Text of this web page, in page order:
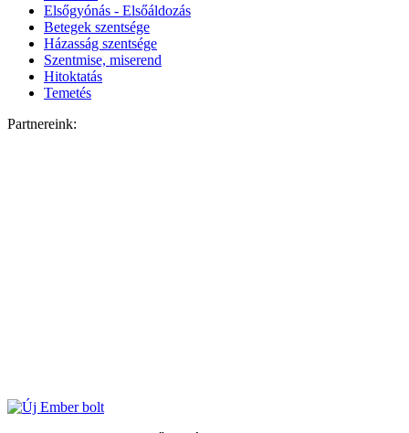
Elsőgyónás - Elsőáldozás
Betegek szentsége
Házasság szentsége
Szentmise, miserend
Hitoktatás
Temetés
Partnereink: